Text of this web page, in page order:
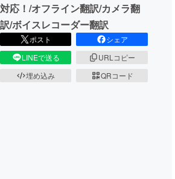
CAMPFIREふるさと納税machi-ya
対応！/オフライン翻訳/カメラ翻
訳/ボイスレコーダー翻訳
ポスト
シェア
LINEで送る
URLコピー
埋め込み
QRコード